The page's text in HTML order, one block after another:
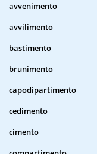
avvenimento
avvilimento
bastimento
brunimento
capodipartimento
cedimento
cimento